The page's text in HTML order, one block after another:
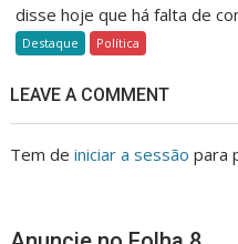
disse hoje que há falta de
Destaque Política
LEAVE A COMMENT
Tem deiniciar a sessão para